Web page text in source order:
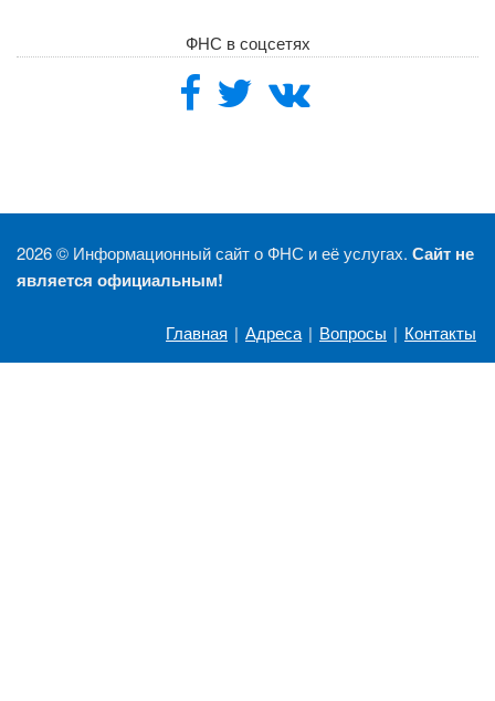
ФНС в соцсетях
2026 © Информационный сайт о ФНС и её услугах. Сайт не
является официальным!
Главная | Адреса | Вопросы | Контакты